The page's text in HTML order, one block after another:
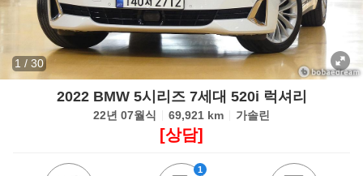
1 / 30
2022 BMW 5시리즈 7세대 520i 럭셔리
22년 07월식 69,921 km 가솔린
[상담]
1